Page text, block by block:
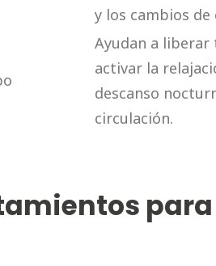
y los cambios de
Ayudan a liberar
activar la
descanso
circulación.